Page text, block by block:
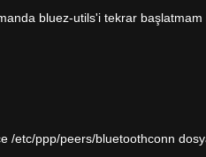
bluez-utils'i tekrar
/etc/ppp/peers/bluetoothconn